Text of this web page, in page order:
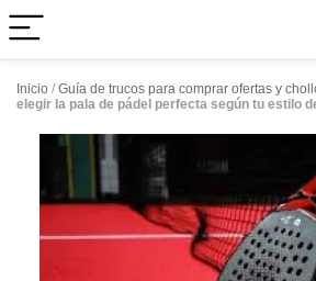
Inicio / Guía de trucos para comprar ofertas y
elegir la pala de pádel perfecta según tu estilo